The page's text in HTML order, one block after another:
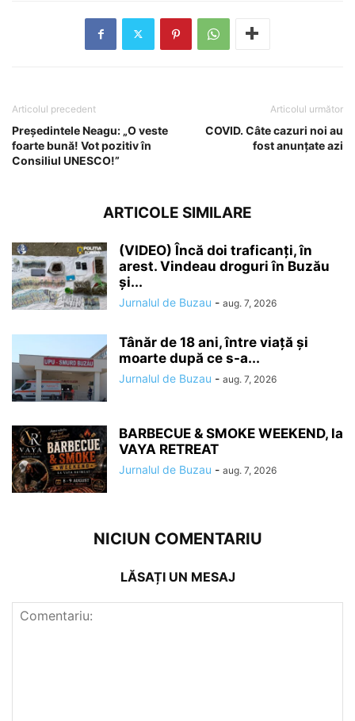
Articolul precedent
Președintele Neagu: „O veste
foarte bună! Vot pozitiv în
Consiliul UNESCO!”
Articolul următor
COVID. Câte cazuri noi au
fost anunțate azi
ARTICOLE SIMILARE
(VIDEO) Încă doi traficanți, în
arest. Vindeau droguri în Buzău
și...
Jurnalul de Buzau - aug. 7, 2026
Tânăr de 18 ani, între viață și
moarte după ce s-a...
Jurnalul de Buzau - aug. 7, 2026
BARBECUE & SMOKE WEEKEND, la
VAYA RETREAT
Jurnalul de Buzau - aug. 7, 2026
NICIUN COMENTARIU
LĂSAȚI UN MESAJ